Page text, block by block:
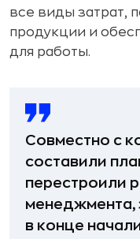
все виды затрат,
продукции и
для работы.
Совместно с
составили
перестроили
менеджмента,
в конце